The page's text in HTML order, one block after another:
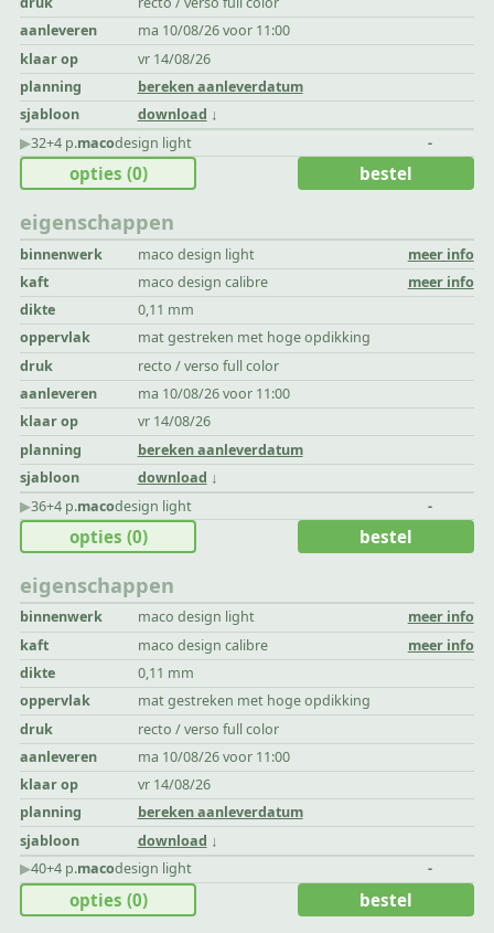
aanleveren
ma 10/08/26 voor 11:00
klaar op
vr 14/08/26
planning
bereken aanleverdatum
sjabloon
download
▶︎32+4 p.macodesign light -
eigenschappen
binnenwerk maco design light
meer info
kaft
maco design calibre
meer info
dikte
0,11 mm
oppervlak
mat gestreken met hoge opdikking
druk
recto / verso full color
aanleveren
ma 10/08/26 voor 11:00
klaar op
vr 14/08/26
planning
bereken aanleverdatum
sjabloon
download
opties (0) bestel
▶︎36+4 p.macodesign light -
eigenschappen
binnenwerk maco design light
meer info
kaft
maco design calibre
meer info
dikte
0,11 mm
oppervlak
mat gestreken met hoge opdikking
druk
recto / verso full color
aanleveren
ma 10/08/26 voor 11:00
klaar op
vr 14/08/26
planning
bereken aanleverdatum
sjabloon
download
opties (0) bestel
▶︎40+4 p.macodesign light -
opties (0) bestel